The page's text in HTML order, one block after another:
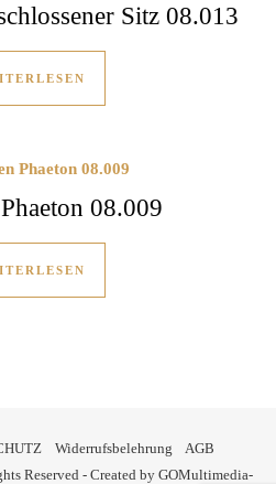
Sitz 08.013
08.009
Widerrufsbelehrung
AGB
Reserved - Created by GOMultimedia-